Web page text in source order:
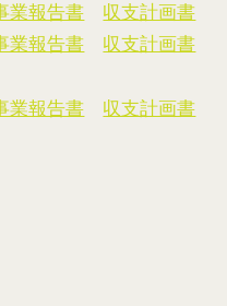
業報告書
収支計画書
業報告書 収支計画書
業報告書 収支計画書